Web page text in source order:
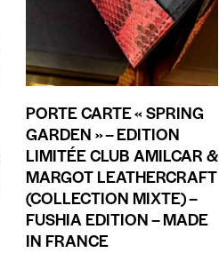
PORTE CARTE « SPRING
GARDEN » – EDITION
LIMITÉE CLUB AMILCAR &
MARGOT LEATHERCRAFT
(COLLECTION MIXTE) –
FUSHIA EDITION – MADE
IN FRANCE